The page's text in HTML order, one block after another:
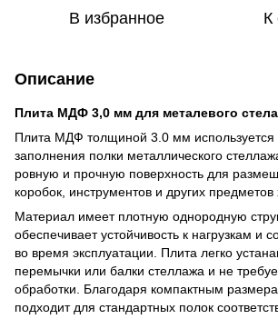
В избранное К
Описание
Плита МДФ 3,0 мм для металевого
Плита МДФ толщиной 3.0 мм используется
заполнения полки металлического
ровную и прочную поверхность для
коробок, инструментов и других предметов
Материал имеет плотную однородную
обеспечивает устойчивость к нагрузкам и
во время эксплуатации. Плита легко
перемычки или балки стеллажа и не
обработки. Благодаря компактным
подходит для стандартных полок